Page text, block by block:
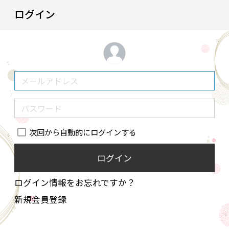
ログイン
次回から自動的にログインする
ログイン
ログイン情報をお忘れですか？
新規会員登録